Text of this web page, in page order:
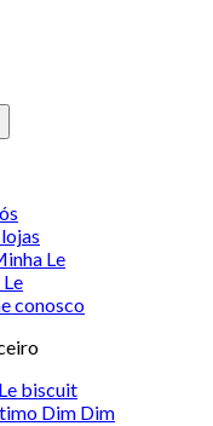
Le
conosco
biscuit
Dim Dim